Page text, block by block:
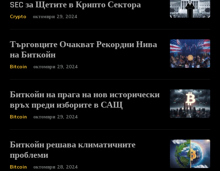
SEC за Щетите в Крипто Сектора
Crypto октомври 29, 2024
Търговците Очакват Рекордни Нива
на Биткойн
Bitcoin октомври 29, 2024
Биткойн на прага на нов исторически
връх преди изборите в САЩ
Bitcoin октомври 29, 2024
Биткойн решава климатичните
проблеми
Bitcoin октомври 28, 2024